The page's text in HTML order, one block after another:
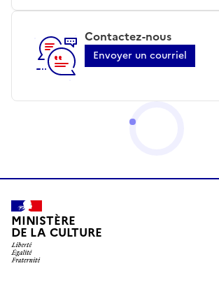
Contactez-nous
Envoyer un courriel
MINISTÈRE
DE LA CULTURE